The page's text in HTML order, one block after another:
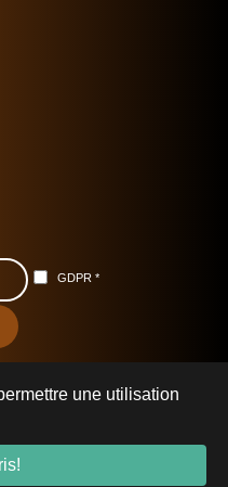
une utilisation
GDPR *